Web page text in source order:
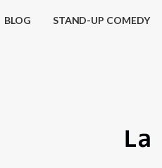
BLOG STAND-UP COMEDY